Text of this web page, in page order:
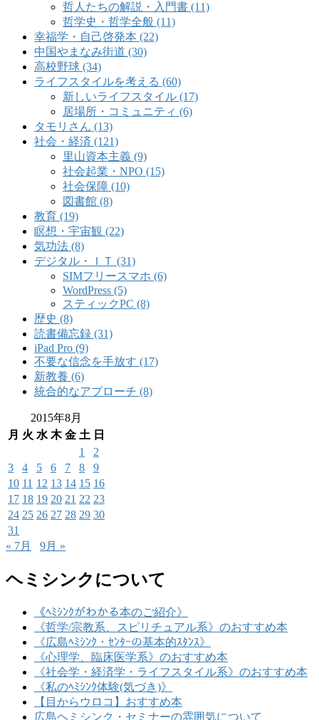
哲人たちの解説・入門書 (11)
哲学史・哲学全般 (11)
幸福学・自己啓発本 (22)
中国やまなみ街道 (30)
高校野球 (34)
ライフスタイルを考える (60)
新しいライフスタイル (17)
居場所・コミュニティ (6)
タモリさん (13)
社会・経済 (121)
里山資本主義 (9)
社会起業・NPO (15)
社会保障 (10)
図書館 (8)
教育 (19)
瞑想・宇宙観 (22)
気功法 (8)
デジタル・ＩＴ (31)
SIMフリースマホ (6)
WordPress (5)
スティックPC (8)
歴史 (8)
読書備忘録 (31)
iPad Pro (9)
不要な信念を手放す (17)
新教養 (6)
統合的なアプローチ (8)
2015年8月
月 火 水 木 金 土 日
1
2
3
4 5 6 7 8
9
10 11 12 13 14 15 16
17 18 19 20 21 22 23
24 25 26 27 28 29 30
31
« 7月
9月 »
ヘミシンクについて
《ﾍﾐｼﾝｸがわかる本のご紹介》
《哲学/宗教系、スピリチュアル系》のおすすめ本
《広島ﾍﾐｼﾝｸ・ｾﾝﾀｰの基本的ｽﾀﾝｽ》
《心理学、臨床医学系》のおすすめ本
《社会学・経済学・ライフスタイル系》のおすすめ本
《私のﾍﾐｼﾝｸ体験(気づき)》
【目からウロコ】おすすめ本
広島ヘミシンク・セミナーの雰囲気について